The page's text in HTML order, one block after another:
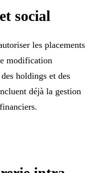
social
les placements
modification
holdings et des
déjà la gestion